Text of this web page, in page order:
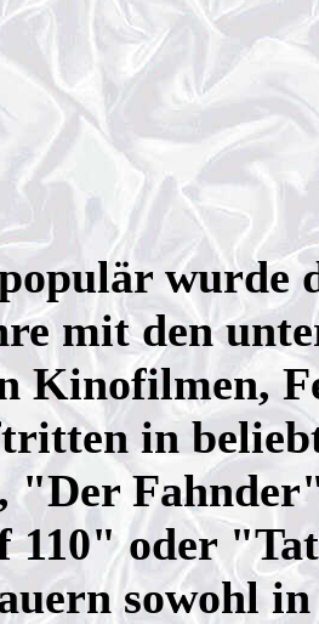
wurde
mit den
Kinofilmen,
in
110" oder
sowohl